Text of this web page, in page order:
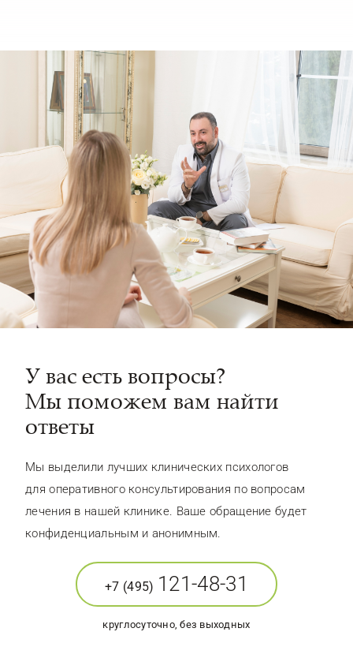
У вас есть вопросы?
Мы поможем вам найти
ответы
Мы выделили лучших клинических психологов
для оперативного консультирования по вопросам
лечения в нашей клинике. Ваше обращение будет
конфиденциальным и анонимным.
+7 (495) 121-48-31
круглосуточно, без выходных